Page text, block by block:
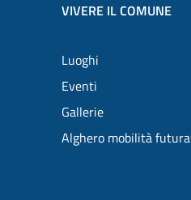
VIVERE IL COMUNE
Luoghi
Eventi
Gallerie
Alghero mobilità futura